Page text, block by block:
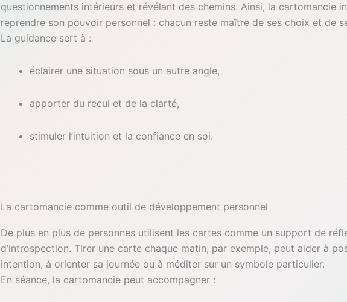
questionnements intérieurs et révélant des chemins. Ainsi, la cartomancie
reprendre son pouvoir personnel : chacun reste maître de ses choix et de
La guidance sert à :
éclairer une situation sous un autre angle,
apporter du recul et de la clarté,
stimuler l’intuition et la confiance en soi.
La cartomancie comme outil de développement personnel
De plus en plus de personnes utilisent les cartes comme un support de
d’introspection. Tirer une carte chaque matin, par exemple, peut aider à
intention, à orienter sa journée ou à méditer sur un symbole particulier.
En séance, la cartomancie peut accompagner :